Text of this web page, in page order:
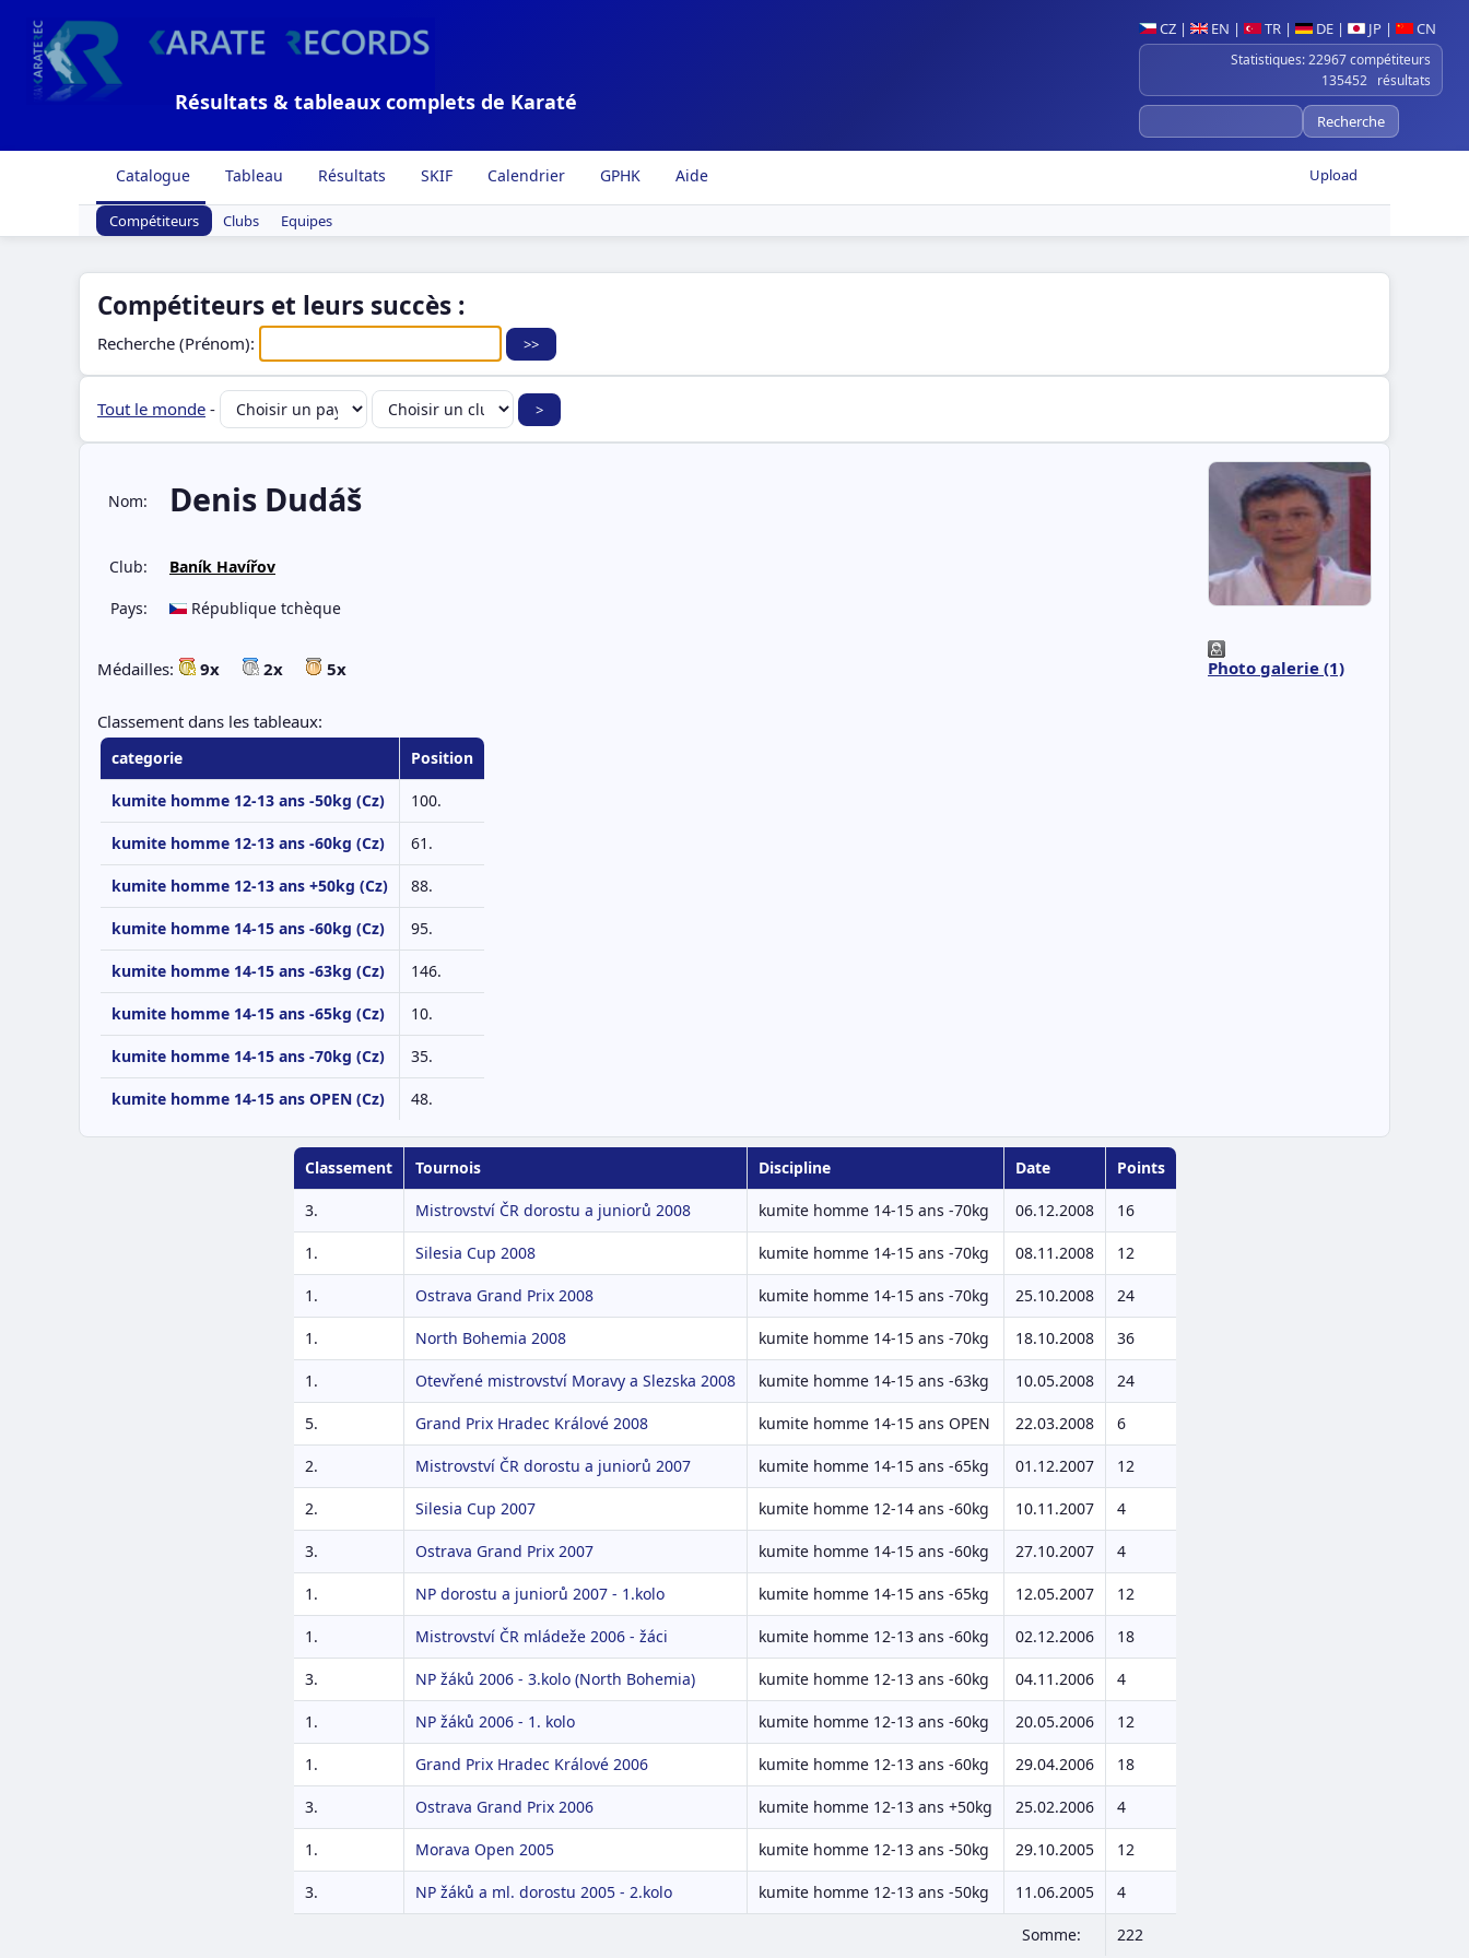
CZ | EN | TR | DE | JP | CN
Statistiques: 22967 compétiteurs
135452 résultats
Résultats & tableaux complets de Karaté
Upload
Catalogue Tableau Résultats SKIF Calendrier GPHK Aide
Compétiteurs Clubs Equipes
Compétiteurs et leurs succès :
Recherche (Prénom):
Tout le monde -
Photo galerie (1)
Nom: Denis Dudáš
Club:
Baník Havířov
Pays:
République tchèque
Médailles: 9x 2x 5x
Classement dans les tableaux:
categorie Position
kumite homme 12-13 ans -50kg (Cz) 100.
kumite homme 12-13 ans -60kg (Cz) 61.
kumite homme 12-13 ans +50kg (Cz) 88.
kumite homme 14-15 ans -60kg (Cz) 95.
kumite homme 14-15 ans -63kg (Cz) 146.
kumite homme 14-15 ans -65kg (Cz) 10.
kumite homme 14-15 ans -70kg (Cz) 35.
kumite homme 14-15 ans OPEN (Cz) 48.
Classement Tournois Discipline Date Points
3. Mistrovství ČR dorostu a juniorů 2008 kumite homme 14-15 ans -70kg 06.12.2008 16
1. Silesia Cup 2008 kumite homme 14-15 ans -70kg 08.11.2008 12
1. Ostrava Grand Prix 2008 kumite homme 14-15 ans -70kg 25.10.2008 24
1. North Bohemia 2008 kumite homme 14-15 ans -70kg 18.10.2008 36
1. Otevřené mistrovství Moravy a Slezska 2008 kumite homme 14-15 ans -63kg 10.05.2008 24
5. Grand Prix Hradec Králové 2008 kumite homme 14-15 ans OPEN 22.03.2008 6
2. Mistrovství ČR dorostu a juniorů 2007 kumite homme 14-15 ans -65kg 01.12.2007 12
2. Silesia Cup 2007 kumite homme 12-14 ans -60kg 10.11.2007 4
3. Ostrava Grand Prix 2007 kumite homme 14-15 ans -60kg 27.10.2007 4
1. NP dorostu a juniorů 2007 - 1.kolo kumite homme 14-15 ans -65kg 12.05.2007 12
1. Mistrovství ČR mládeže 2006 - žáci kumite homme 12-13 ans -60kg 02.12.2006 18
3. NP žáků 2006 - 3.kolo (North Bohemia) kumite homme 12-13 ans -60kg 04.11.2006 4
1. NP žáků 2006 - 1. kolo kumite homme 12-13 ans -60kg 20.05.2006 12
1. Grand Prix Hradec Králové 2006 kumite homme 12-13 ans -60kg 29.04.2006 18
3. Ostrava Grand Prix 2006 kumite homme 12-13 ans +50kg 25.02.2006 4
1. Morava Open 2005 kumite homme 12-13 ans -50kg 29.10.2005 12
3. NP žáků a ml. dorostu 2005 - 2.kolo kumite homme 12-13 ans -50kg 11.06.2005 4
Somme: 222